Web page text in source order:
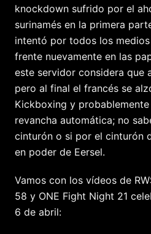
knockdown sufrido por el
surinamés en la primera
intentó por todos los
frente nuevamente en las
este servidor considera que
pero al final el francés se
Kickboxing y probablemente
revancha automática; no
cinturón o si por el cinturón
en poder de Eersel.
Vamos con los vídeos de
58 y ONE Fight Night 21
6 de abril: